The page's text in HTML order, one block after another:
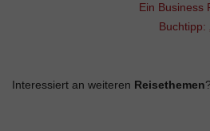
Ein Business
Buchtipp:
Interessiert an weiteren Reisethemen